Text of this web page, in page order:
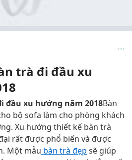
trà đi đầu xu
đầu xu hướng năm 2018Bàn
bộ sofa làm cho phòng khách
Xu hướng thiết kế bàn trà
rất được phổ biến và được
Một mẫu bàn trà đẹp sẽ giúp